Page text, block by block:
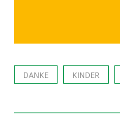
DANKE KINDER